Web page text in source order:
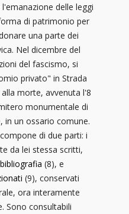
delle leggi
di patrimonio per
una parte dei
Nel dicembre del
del fascismo, si
privato" in Strada
morte, avvenuta l'8
monumentale di
in un ossario comune.
di due parti: i
da lei stessa scritti,
bibliografia (8), e
(9), conservati
ora interamente
Sono consultabili